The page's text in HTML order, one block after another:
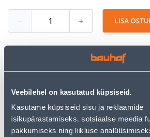
Veebilehel on kasutatud küpsiseid.
Kasutame küpsiseid sisu ja reklaamide
isikupärastamiseks, sotsiaalse meedia
pakkumiseks ning liikluse
− + LISA
Vaata saadavust
• Pakis 10 tk.
• 14-päevane tagastusõigus